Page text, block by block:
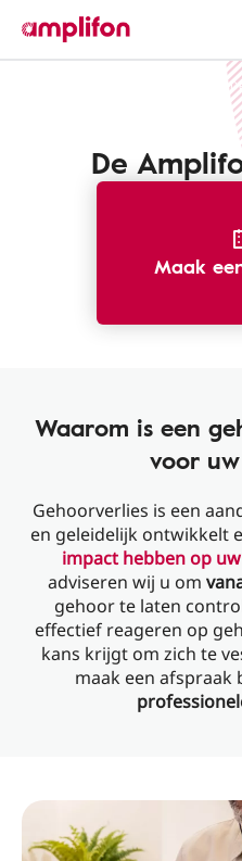
De
Maak
Waarom is een
voor
Gehoorverlies is een
en geleidelijk ontwikkelt
impact hebben op
adviseren wij u om
gehoor te laten
effectief reageren op
kans krijgt om zich te
maak een afspraak